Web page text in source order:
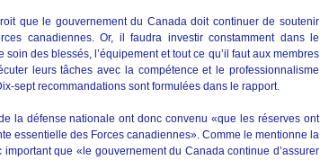
que le gouvernement du Canada doit continuer de soutenir
canadiennes. Or, il faudra investir constamment dans le
des blessés, l’équipement et tout ce qu’il faut aux membres
leurs tâches avec la compétence et le professionnalisme
sept recommandations sont formulées dans le rapport.
la défense nationale ont donc convenu «que les réserves ont
essentielle des Forces canadiennes». Comme le mentionne la
que «le gouvernement du Canada continue d’assurer